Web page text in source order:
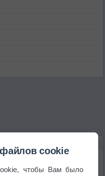
транспорт
cookie
чтобы Вам было